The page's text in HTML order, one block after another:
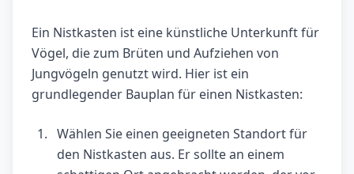
Ein Nistkasten ist eine künstliche Unterkunft für
Vögel, die zum Brüten und Aufziehen von
Jungvögeln genutzt wird. Hier ist ein
grundlegender Bauplan für einen Nistkasten:
Wählen Sie einen geeigneten Standort für
den Nistkasten aus. Er sollte an einem